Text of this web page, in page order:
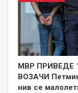
МВР ПРИВЕДЕ
ВОЗАЧИ
нив се